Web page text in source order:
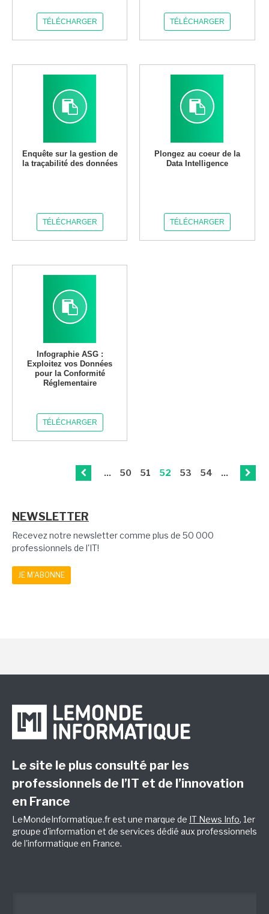
TÉLÉCHARGER TÉLÉCHARGER
Enquête sur la gestion de
la traçabilité des données
TÉLÉCHARGER
Plongez au coeur de la
Data Intelligence
TÉLÉCHARGER
Infographie ASG :
Exploitez vos Données
pour la Conformité
Réglementaire
TÉLÉCHARGER
... 50 51 52 53 54 ...
NEWSLETTER
Recevez notre newsletter comme plus de 50 000
professionnels de l'IT!
JE M'ABONNE
Le site le plus consulté par les
professionnels de l’IT et de l’innovation
en France
LeMondeInformatique.fr est une marque de IT News Info, 1er
groupe d'information et de services dédié aux professionnels
de l'informatique en France.